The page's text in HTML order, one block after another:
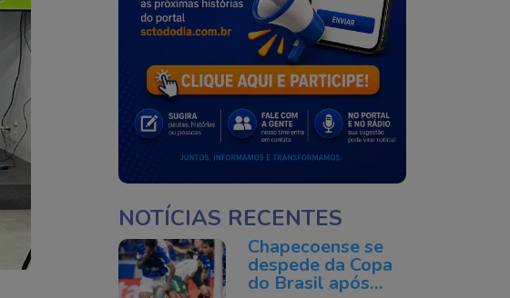
NOTÍCIAS RECENTES
Chapecoense se
despede da Copa
do Brasil após